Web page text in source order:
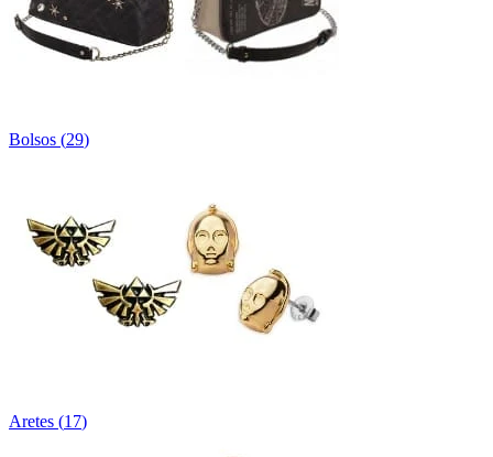
Bolsos (29)
Aretes (17)